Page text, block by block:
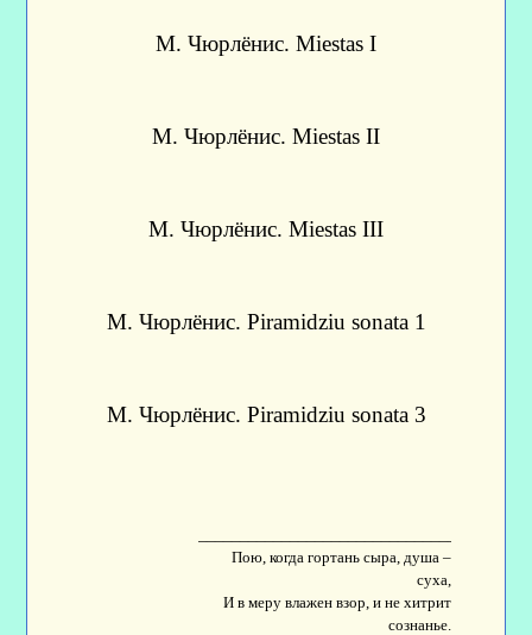
М. Чюрлёнис. Miestas I
М. Чюрлёнис. Miestas II
М. Чюрлёнис. Miestas III
М. Чюрлёнис. Piramidziu sonata 1
М. Чюрлёнис. Piramidziu sonata 3
Пою, когда гортань сыра, душа –
суха,
И в меру влажен взор, и не хитрит
сознанье.